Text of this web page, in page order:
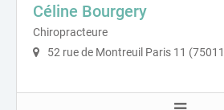
Céline Bourgery
Chiropracteure
52 rue de Montreuil Paris 11